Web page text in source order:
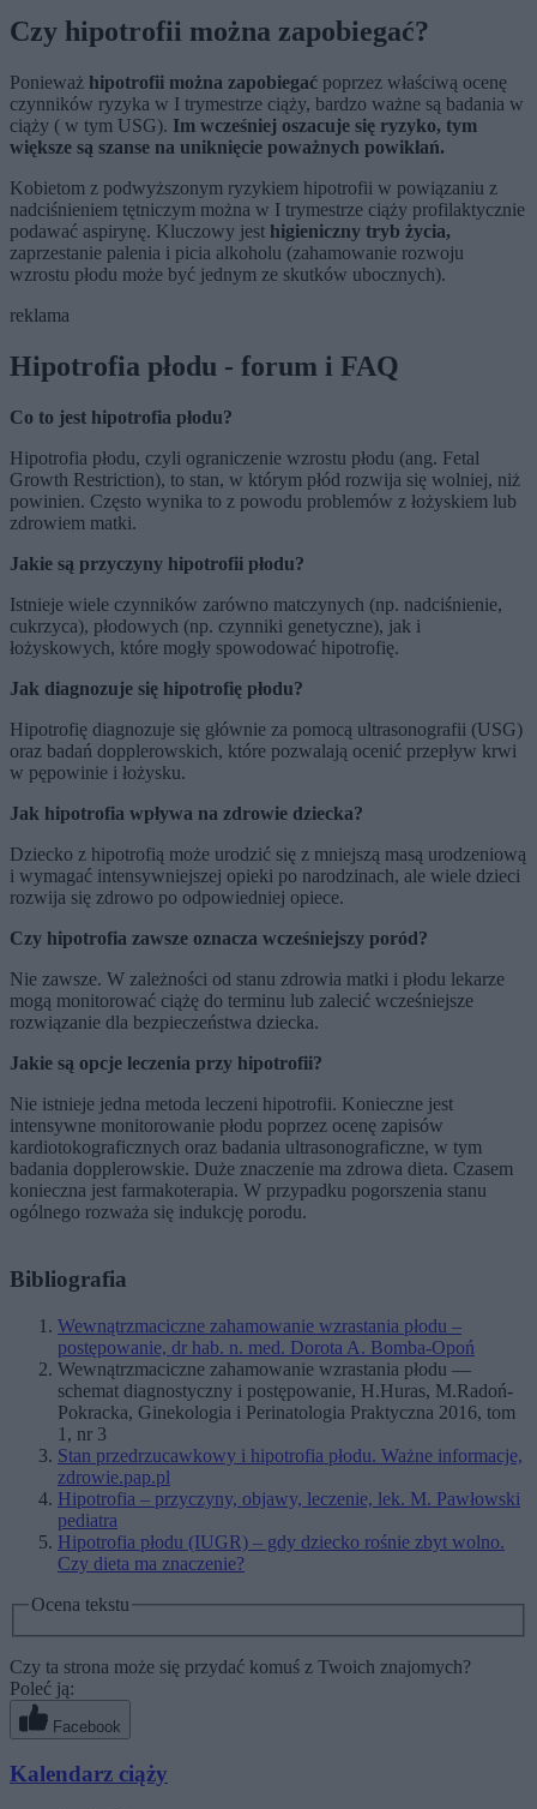
Czy hipotrofii można zapobiegać?
Ponieważ hipotrofii można zapobiegać poprzez właściwą ocenę
czynników ryzyka w I trymestrze ciąży, bardzo ważne są badania w
ciąży ( w tym USG). Im wcześniej oszacuje się ryzyko, tym
większe są szanse na uniknięcie poważnych powikłań.
Kobietom z podwyższonym ryzykiem hipotrofii w powiązaniu z
nadciśnieniem tętniczym można w I trymestrze ciąży profilaktycznie
podawać aspirynę. Kluczowy jest higieniczny tryb życia,
zaprzestanie palenia i picia alkoholu (zahamowanie rozwoju
wzrostu płodu może być jednym ze skutków ubocznych).
reklama
Hipotrofia płodu - forum i FAQ
Co to jest hipotrofia płodu?
Hipotrofia płodu, czyli ograniczenie wzrostu płodu (ang. Fetal
Growth Restriction), to stan, w którym płód rozwija się wolniej, niż
powinien. Często wynika to z powodu problemów z łożyskiem lub
zdrowiem matki.
Jakie są przyczyny hipotrofii płodu?
Istnieje wiele czynników zarówno matczynych (np. nadciśnienie,
cukrzyca), płodowych (np. czynniki genetyczne), jak i
łożyskowych, które mogły spowodować hipotrofię.
Jak diagnozuje się hipotrofię płodu?
Hipotrofię diagnozuje się głównie za pomocą ultrasonografii (USG)
oraz badań dopplerowskich, które pozwalają ocenić przepływ krwi
w pępowinie i łożysku.
Jak hipotrofia wpływa na zdrowie dziecka?
Dziecko z hipotrofią może urodzić się z mniejszą masą urodzeniową
i wymagać intensywniejszej opieki po narodzinach, ale wiele dzieci
rozwija się zdrowo po odpowiedniej opiece.
Czy hipotrofia zawsze oznacza wcześniejszy poród?
Nie zawsze. W zależności od stanu zdrowia matki i płodu lekarze
mogą monitorować ciążę do terminu lub zalecić wcześniejsze
rozwiązanie dla bezpieczeństwa dziecka.
Jakie są opcje leczenia przy hipotrofii?
Nie istnieje jedna metoda leczeni hipotrofii. Konieczne jest
intensywne monitorowanie płodu poprzez ocenę zapisów
kardiotokograficznych oraz badania ultrasonograficzne, w tym
badania dopplerowskie. Duże znaczenie ma zdrowa dieta. Czasem
konieczna jest farmakoterapia. W przypadku pogorszenia stanu
ogólnego rozważa się indukcję porodu.
Bibliografia
Wewnątrzmaciczne zahamowanie wzrastania płodu –
postępowanie, dr hab. n. med. Dorota A. Bomba-Opoń
Wewnątrzmaciczne zahamowanie wzrastania płodu —
schemat diagnostyczny i postępowanie, H.Huras, M.Radoń-
Pokracka, Ginekologia i Perinatologia Praktyczna 2016, tom
1, nr 3
Stan przedrzucawkowy i hipotrofia płodu. Ważne informacje,
zdrowie.pap.pl
Hipotrofia – przyczyny, objawy, leczenie, lek. M. Pawłowski
pediatra
Hipotrofia płodu (IUGR) – gdy dziecko rośnie zbyt wolno.
Czy dieta ma znaczenie?
Ocena tekstu
Czy ta strona może się przydać komuś z Twoich znajomych?
Poleć ją:
Facebook
Kalendarz ciąży